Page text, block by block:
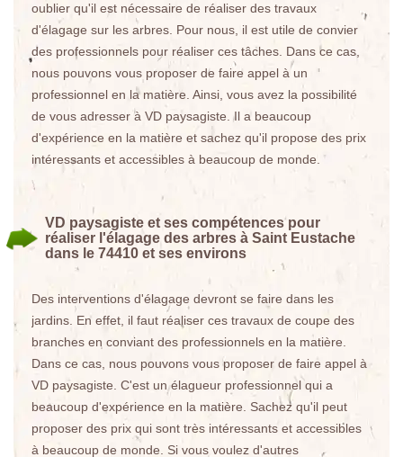
oublier qu'il est nécessaire de réaliser des travaux
d'élagage sur les arbres. Pour nous, il est utile de convier
des professionnels pour réaliser ces tâches. Dans ce cas,
nous pouvons vous proposer de faire appel à un
professionnel en la matière. Ainsi, vous avez la possibilité
de vous adresser à VD paysagiste. Il a beaucoup
d'expérience en la matière et sachez qu'il propose des prix
intéressants et accessibles à beaucoup de monde.
VD paysagiste et ses compétences pour
réaliser l'élagage des arbres à Saint Eustache
dans le 74410 et ses environs
Des interventions d'élagage devront se faire dans les
jardins. En effet, il faut réaliser ces travaux de coupe des
branches en conviant des professionnels en la matière.
Dans ce cas, nous pouvons vous proposer de faire appel à
VD paysagiste. C'est un élagueur professionnel qui a
beaucoup d'expérience en la matière. Sachez qu'il peut
proposer des prix qui sont très intéressants et accessibles
à beaucoup de monde. Si vous voulez d'autres